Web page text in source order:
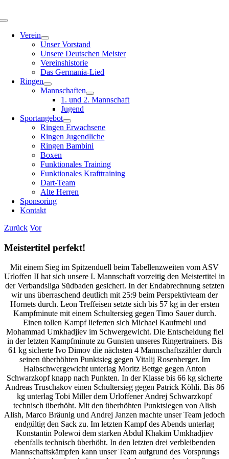
Inhalt
Toggle
NavigationVerein
Unser Vorstand
Unsere Deutschen Meister
Vereinshistorie
Das Germania-Lied
Ringen
Mannschaften
1. und 2. Mannschaft
Jugend
Sportangebot
Ringen Erwachsene
Ringen Jugendliche
Ringen Bambini
Boxen
Funktionales Training
Funktionales Krafttraining
Dart-Team
Alte Herren
Sponsoring
Kontakt
Zurück Vor
Meistertitel perfekt!
Mit einem Sieg im Spitzenduell beim Tabellenzweiten vom ASV
Urloffen II hat sich unsere I. Mannschaft vorzeitig den Meistertitel in
der Verbandsliga Südbaden gesichert. In der Endabrechnung setzten
wir uns überraschend deutlich mit 25:9 beim Perspektivteam der
Hornets durch. Leon Treffeisen setzte sich bis 57 kg in der ersten
Kampfminute mit einem Schultersieg gegen Timo Sauer durch.
Einen tollen Kampf lieferten sich Michael Kaufmehl und
Mohammad Umkhadjiev im Schwergewicht. Die Entscheidung fiel
in der letzten Kampfminute zu Gunsten unseres Ringertrainers. Bis
61 kg sicherte Ivo Dimov die nächsten 4 Mannschaftszähler durch
seinen überhöhten Punktsieg gegen Vitalij Rosenberger. Im
Halbschwergewicht unterlag Moritz Bettge gegen Anton
Schwarzkopf knapp nach Punkten. In der Klasse bis 66 kg sicherte
Andreas Truschakov einen Schultersieg gegen Patrick Köhli. Bis 86
kg unterlag Tobi Miller dem Urloffener Andrej Schwarzkopf
technisch überhöht. Mit den überhöhten Punktsiegen von Alish
Alish, Marco Bräunig und Andrej Janzen machte unser Team jedoch
endgültig den Sack zu. Im letzten Kampf des Abends unterlag
Konstantin Polewoi dem starken Abdul Khakim Umkhadjiev
ebenfalls technisch überhöht. In den letzten drei verbleibenden
Mannschaftskämpfen kann unser Team aufgrund des Vorsprungs